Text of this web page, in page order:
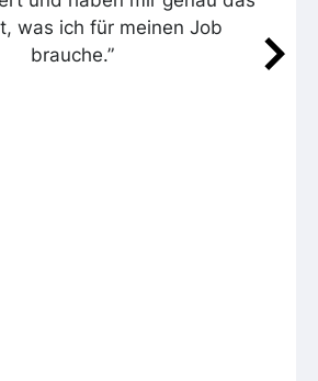
was ich für meinen Job
brauche.”